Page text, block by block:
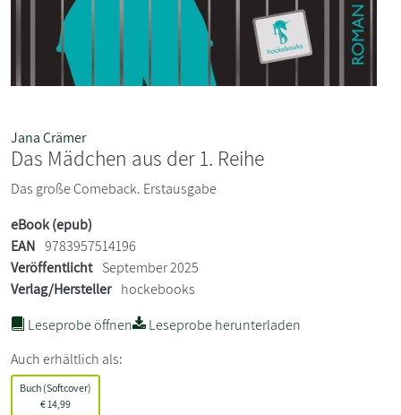
Jana Crämer
Das Mädchen aus der 1. Reihe
Das große Comeback. Erstausgabe
eBook (epub)
EAN 9783957514196
Veröffentlicht September 2025
Verlag/Hersteller hockebooks
Leseprobe öffnen
Leseprobe herunterladen
Auch erhältlich als:
Buch (Softcover)
€ 14,99